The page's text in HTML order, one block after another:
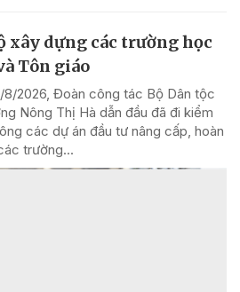
xây dựng các trường học
Tôn giáo
2026, Đoàn công tác Bộ Dân tộc
Nông Thị Hà dẫn đầu đã đi kiểm
các dự án đầu tư nâng cấp, hoàn
trường...